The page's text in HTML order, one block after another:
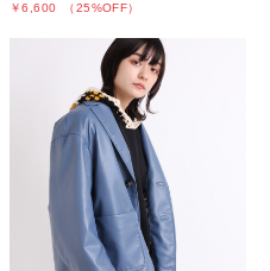
￥6,600 （25%OFF）